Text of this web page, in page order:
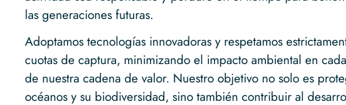
las generaciones futuras.
Adoptamos tecnologías innovadoras y respetamos
cuotas de captura, minimizando el impacto ambiental en
de nuestra cadena de valor. Nuestro objetivo no solo es
océanos y su biodiversidad, sino también contribuir al